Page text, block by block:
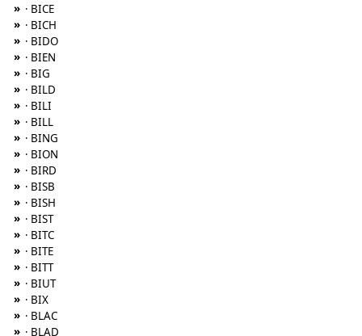
» · BICE
» · BICH
» · BIDO
» · BIEN
» · BIG
» · BILD
» · BILI
» · BILL
» · BING
» · BION
» · BIRD
» · BISB
» · BISH
» · BIST
» · BITC
» · BITE
» · BITT
» · BIUT
» · BIX
» · BLAC
» · BLAD